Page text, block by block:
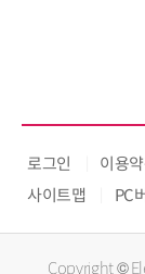
로그인 이용
사이트맵
PC
Copyright ©